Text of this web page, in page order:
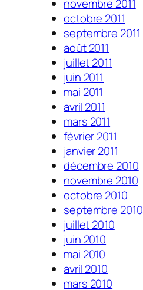
novembre 2011
octobre 2011
septembre 2011
août 2011
juillet 2011
juin 2011
mai 2011
avril 2011
mars 2011
février 2011
janvier 2011
décembre 2010
novembre 2010
octobre 2010
septembre 2010
juillet 2010
juin 2010
mai 2010
avril 2010
mars 2010